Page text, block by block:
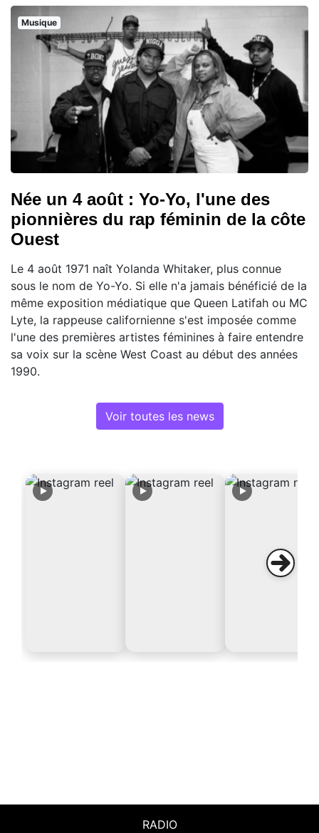
Musique
Née un 4 août : Yo-Yo, l'une des
pionnières du rap féminin de la côte
Ouest
Le 4 août 1971 naît Yolanda Whitaker, plus connue
sous le nom de Yo-Yo. Si elle n'a jamais bénéficié de la
même exposition médiatique que Queen Latifah ou MC
Lyte, la rappeuse californienne s'est imposée comme
l'une des premières artistes féminines à faire entendre
sa voix sur la scène West Coast au début des années
1990.
Voir toutes les news
RADIO